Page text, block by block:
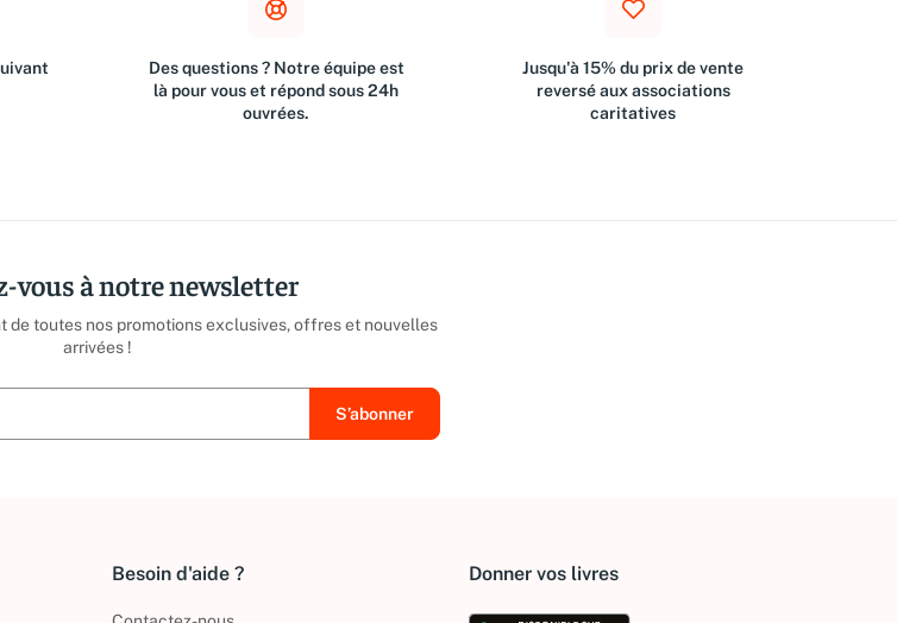
Des questions ? Notre équipe est
là pour vous et répond sous 24h
ouvrées.
Jusqu'à 15% du prix de vente
reversé aux associations
caritatives
vous à notre newsletter
de toutes nos promotions exclusives, offres et nouvelles
arrivées !
Besoin d'aide ? Donner vos livres